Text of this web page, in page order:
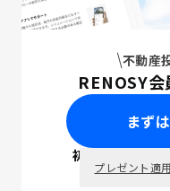
不動産
RENOSY会
まず
初回面談で
プレゼント適